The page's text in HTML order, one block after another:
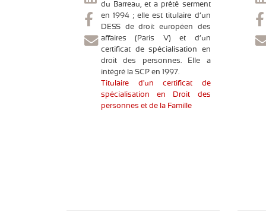
du Barreau, et a prêté serment
en 1994 ; elle est titulaire d’un
DESS de droit européen des
affaires (Paris V) et d’un
certificat de spécialisation en
droit des personnes. Elle a
intégré la SCP en 1997.
Titulaire d'un certificat de
spécialisation en Droit des
personnes et de la Famille